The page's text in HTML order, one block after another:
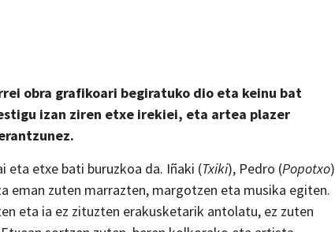
obra grafikoari begiratuko dio eta keinu bat
izan ziren etxe irekiei, eta artea plazer
.
eta etxe bati buruzkoa da. Iñaki (Txiki), Pedro (Popotxo)
eman zuten marrazten, margotzen eta musika egiten.
eta ia ez zituzten erakusketarik antolatu, ez zuten